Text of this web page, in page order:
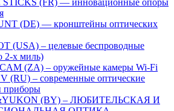
STICKS (FR) — инновационные опоры
(DE) — кронштейны оптических
(USA) – целевые беспроводные
2-х миль)
(ZA) – оружейные камеры Wi-Fi
(RU) – современные оптические
приборы
(BY) – ЛЮБИТЕЛЬСКАЯ И